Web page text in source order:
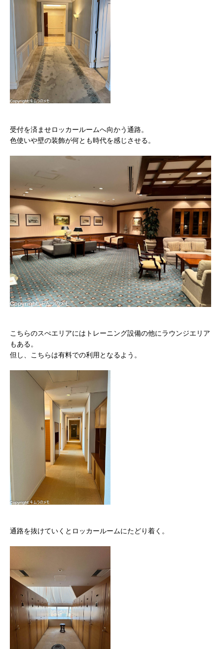
受付を済ませロッカールームへ向かう通路。
色使いや壁の装飾が何とも時代を感じさせる。
こちらのスぺエリアにはトレーニング設備の他にラウンジエリア
もある。
但し、こちらは有料での利用となるよう。
通路を抜けていくとロッカールームにたどり着く。